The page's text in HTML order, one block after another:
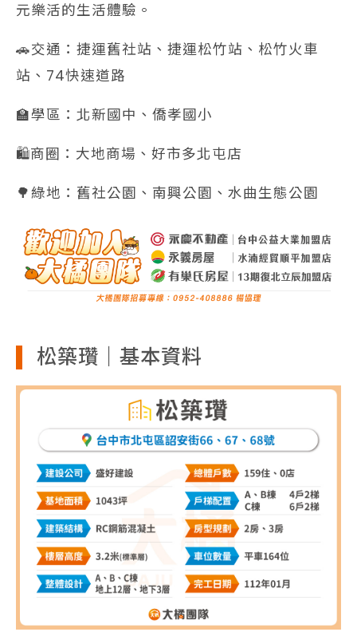
元樂活的生活體驗。
🚗交通：捷運舊社站、捷運松竹站、松竹火車
站、74快速道路
🏫學區：北新國中、僑孝國小
🛍️商圈：大地商場、好市多北屯店
🌳綠地：舊社公園、南興公園、水曲生態公園
松築瓚｜基本資料